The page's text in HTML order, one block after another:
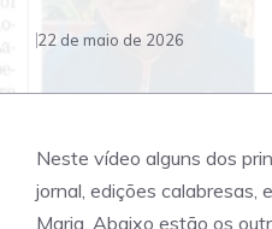
22 de maio de 2026
Neste vídeo alguns dos
jornal, edições calabresas,
Maria. Abaixo estão os